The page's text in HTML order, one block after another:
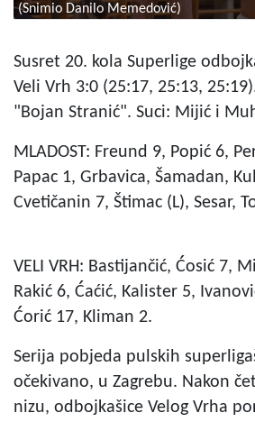
(Snimio Danilo Memedović)
Susret 20. kola Superlige
Veli Vrh 3:0 (25:17, 25:13,
"Bojan Stranić". Suci: Mijić i
MLADOST: Freund 9, Popić 6,
Papac 1, Grbavica, Šamadan,
Cvetičanin 7, Štimac (L), Sesar,
VELI VRH: Bastijančić, Ćosić 7,
Rakić 6, Ćaćić, Kalister 5,
Ćorić 17, Kliman 2.
Serija pobjeda pulskih
očekivano, u Zagrebu. Nakon
nizu, odbojkašice Velog Vrha